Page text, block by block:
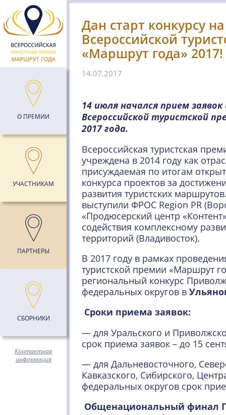
О ПРЕМИИ
УЧАСТНИКАМ
ПАРТНЕРЫ
СБОРНИКИ
Контактная
информация
Дан старт конкурсу
Всероссийской
«Маршрут года» 2017!
14.07.2017
14 июля начался прием
Всероссийской туристской
2017 года.
Всероссийская туристская
учреждена в 2014 году как
присуждаемая по итогам
конкурса проектов за
развития туристских
выступили ФРОС Region PR
«Продюсерский центр
содействия комплексному
территорий (Владивосток).
В 2017 году в рамках
туристской премии «Маршрут
региональный конкурс
федеральных округов в
Сроки приема заявок:
— для Уральского и
срок приема заявок – до 15
— для Дальневосточного,
Кавказского, Сибирского,
федеральных округов срок
Общенациональный финал